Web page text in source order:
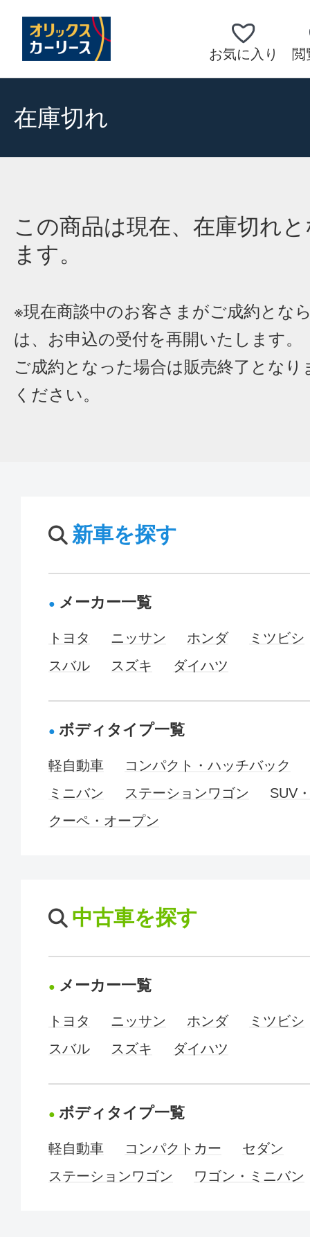
お気に入り 閲
在庫切れ
この商品は現在、在庫切れ
ます。
※現在商談中のお客さまがご成約とな
は、お申込の受付を再開いたします。
ご成約となった場合は販売終了となり
ください。
新車を探す
メーカー一覧
トヨタ ニッサン ホンダ
ミツビシ
スバル
スズキ ダイハツ
ボディタイプ一覧
軽自動車
コンパクト・ハッチバック
ミニバン
ステーションワゴン
SUV
クーペ・オープン
中古車を探す
メーカー一覧
トヨタ ニッサン ホンダ
ミツビシ
スバル
スズキ ダイハツ
ボディタイプ一覧
軽自動車 コンパクトカー
セダン
ステーションワゴン
ワゴン・ミニバン